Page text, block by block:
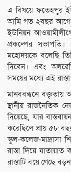
এ বিষয়ে ফতেহপুর
আমি গত ২বছর আগে
ইউনিয়ন
প্রকল্পের
মহোদয়কে বলেছি
দিবেন। এবং
সময়ের মধ্যে এই
মানববন্ধনে বক্তৃতায়
স্থানীয় রাজনৈতিক
দিয়েছে, যার
করেছিলে প্রায় ৫৮
স্কুল-কলেজ-মাদ্রাসা
রাস্তা দিয়ে যাতায়াত
রাস্তাটি বয়ে গেছে